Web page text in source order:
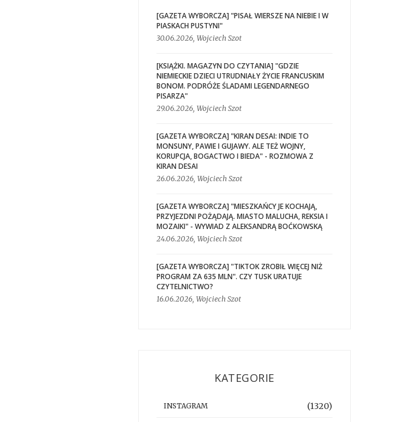
[GAZETA WYBORCZA] "PISAŁ WIERSZE NA NIEBIE I W
PIASKACH PUSTYNI"
30.06.2026, Wojciech Szot
[KSIĄŻKI. MAGAZYN DO CZYTANIA] "GDZIE
NIEMIECKIE DZIECI UTRUDNIAŁY ŻYCIE FRANCUSKIM
BONOM. PODRÓŻE ŚLADAMI LEGENDARNEGO
PISARZA"
29.06.2026, Wojciech Szot
[GAZETA WYBORCZA] "KIRAN DESAI: INDIE TO
MONSUNY, PAWIE I GUJAWY. ALE TEŻ WOJNY,
KORUPCJA, BOGACTWO I BIEDA" - ROZMOWA Z
KIRAN DESAI
26.06.2026, Wojciech Szot
[GAZETA WYBORCZA] "MIESZKAŃCY JE KOCHAJĄ,
PRZYJEZDNI POŻĄDAJĄ. MIASTO MALUCHA, REKSIA I
MOZAIKI" - WYWIAD Z ALEKSANDRĄ BOĆKOWSKĄ
24.06.2026, Wojciech Szot
[GAZETA WYBORCZA] "TIKTOK ZROBIŁ WIĘCEJ NIŻ
PROGRAM ZA 635 MLN". CZY TUSK URATUJE
CZYTELNICTWO?
16.06.2026, Wojciech Szot
KATEGORIE
INSTAGRAM (1320)